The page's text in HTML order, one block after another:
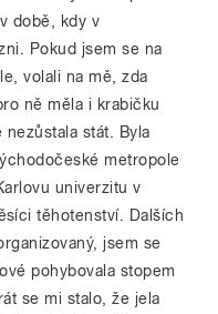
době, kdy v
Pokud jsem se na
volali na mě, zda
ně měla i krabičku
stát. Byla
metropole
univerzitu v
těhotenství. Dalších
jsem se
pohybovala stopem
se mi stalo, že jela